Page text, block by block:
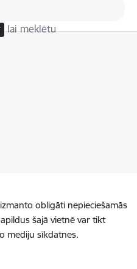
lai meklētu
obligāti nepieciešamās
šajā vietnē var tikt
mediju sīkdatnes.